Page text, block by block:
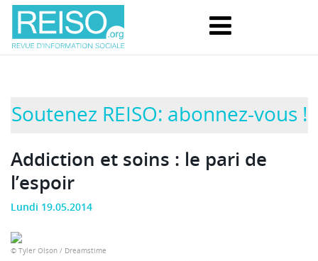
Soutenez REISO: abonnez-vous !
Addiction et soins : le pari de
l’espoir
Lundi 19.05.2014
© Tyler Olson / Dreamstime